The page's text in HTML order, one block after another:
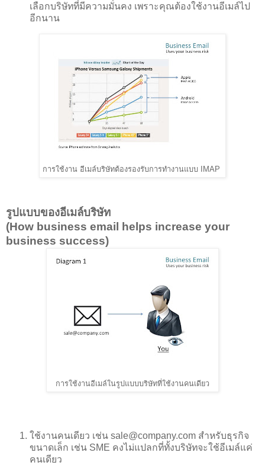
เลือกบริษัทที่มีความมั่นคง เพราะคุณต้องใช้งานอีเมล์ไป
อีกนาน
การใช้งาน อีเมล์บริษัทต้องรองรับการทำงานแบบ IMAP
รูปแบบของอีเมล์บริษัท
(How business email helps increase your
business success)
การใช้งานอีเมล์ในรูปแบบบริษัทที่ใช้งานคนเดียว
ใช้งานคนเดียว เช่น sale@company.com สำหรับธุรกิจ
ขนาดเล็ก เช่น SME คงไม่แปลกที่ทั้งบริษัทจะใช้อีเมล์แค่
คนเดียว